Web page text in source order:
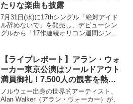
たりな楽曲も披露
7月31日(水)に17thシングル「絶対アイド
ル辞めないで」を発売し、デビューシン
グルから「17作連続オリコン週間シング
を突破し、さらにTikTokで...
【ライブレポート】アラン・ウォ
ーカー東京公演はソールドアウト
満員御礼！7,500人の観客を熱狂
の渦に包み込んだ圧巻のステージ
の様子をお届け
ノルウェー出身の世界的アーティスト、
Alan Walker（アラン・ウォーカー）が、